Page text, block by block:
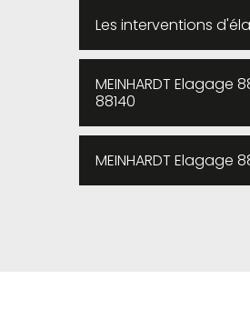
Les interventions
MEINHARDT
88140
MEINHARDT